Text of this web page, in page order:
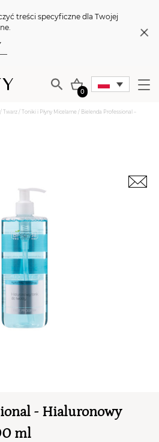
treści specyficzne dla Twojej
0
DO KOSZYKA
/ Twarz / Toniki i Płyny Micelarne / Bielenda Professional –
- Hialuronowy
ml